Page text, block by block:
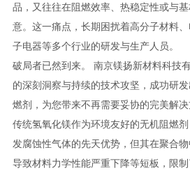
品，又往往在阻燃效率、热稳定性或与
意。这一痛点，长期困扰着高分子材料
子电器等多个行业的研发与生产人员。
破局者已然到来。 南京镁扬新材料科技
的深刻洞察与持续的技术攻坚，成功研
燃剂，为您带来不再需要妥协的完美解决
传统氢氧化镁作为环境友好的无机阻燃
发腐蚀性气体的先天优势，但其在聚合
导致材料力学性能严重下降等短板，限